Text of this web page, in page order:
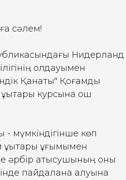
сәлем!
Нидерланд
қолдауымен
Қанаты" Қоғамдық
курсына қош
- мүмкіндігінше көп
ұғымымен
әрбір қатысушының оны
пайдалана алуына